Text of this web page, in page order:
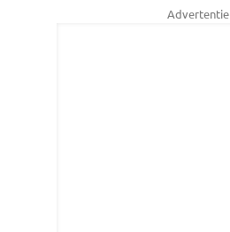
Advertentie